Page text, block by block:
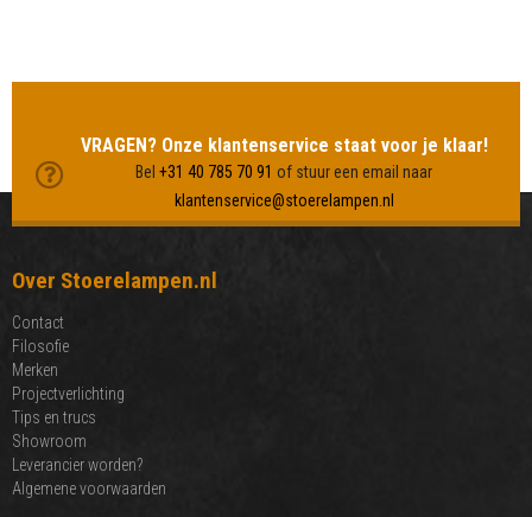
VRAGEN? Onze klantenservice staat voor je klaar!
Bel +31 40 785 70 91 of stuur een email naar
klantenservice@stoerelampen.nl
Over Stoerelampen.nl
Contact
Filosofie
Merken
Projectverlichting
Tips en trucs
Showroom
Leverancier worden?
Algemene voorwaarden